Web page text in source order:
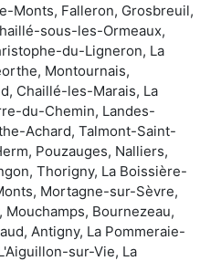
Monts, Falleron, Grosbreuil,
sous-les-Ormeaux,
du-Ligneron, La
Montournais,
Chaillé-les-Marais, La
du-Chemin, Landes-
Achard, Talmont-Saint-
Pouzauges, Nalliers,
Thorigny, La Boissière-
Mortagne-sur-Sèvre,
Bournezeau,
Antigny, La Pommeraie-
sur-Vie, La